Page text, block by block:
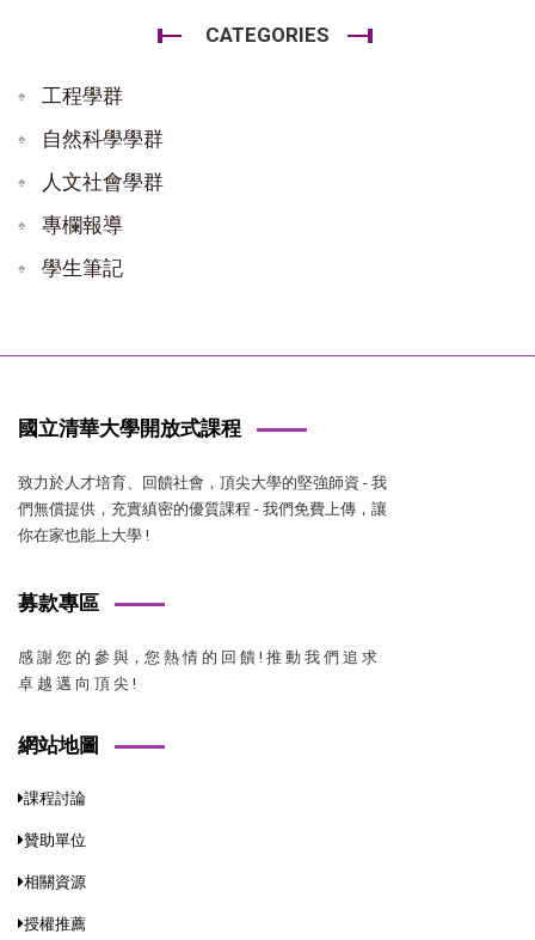
CATEGORIES
工程學群
自然科學學群
人文社會學群
專欄報導
學生筆記
國立清華大學開放式課程
致力於人才培育、回饋社會，頂尖大學的堅強師資 - 我
們無償提供，充實縝密的優質課程 - 我們免費上傳，讓
你在家也能上大學 !
募款專區
感 謝 您 的 參 與，您 熱 情 的 回 饋 ! 推 動 我 們 追 求
卓 越 邁 向 頂 尖 !
網站地圖
課程討論
贊助單位
相關資源
授權推薦